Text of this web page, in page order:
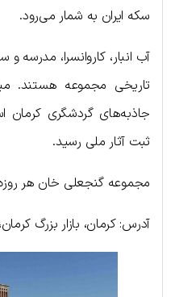
سکه ایران به شمار می‌رود.
آب انبار، کاروانسرا، مدرسه
تاریخی مجموعه هستند.
ثبت آثار ملی رسید.
مجموعه گنجعلی خان هر روزه از ساعت ۹
آدرس: کرمان، بازار بزرگ